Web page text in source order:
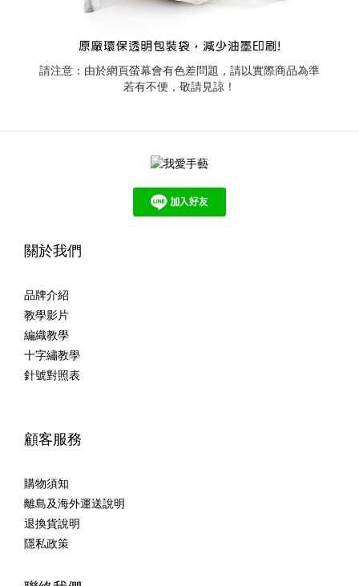
請注意：由於網頁螢幕會有色差問題，請以實際商品為準
若有不便，敬請見諒！
關於我們
品牌介紹
教學影片
編織教學
十字繡教學
針號對照表
顧客服務
購物須知
離島及海外運送說明
退換貨說明
隱私政策